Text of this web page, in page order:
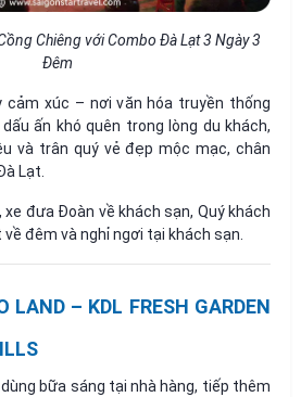
Chiêng với Combo Đà Lạt 3 Ngày 3
Đêm
cảm xúc – nơi văn hóa truyền thống
ấn khó quên trong lòng du khách,
và trân quý vẻ đẹp mộc mạc, chân
Lạt.
đưa Đoàn về khách sạn, Quý khách
đêm và nghỉ ngơi tại khách sạn.
LAND – KDL FRESH GARDEN
bữa sáng tại nhà hàng, tiếp thêm